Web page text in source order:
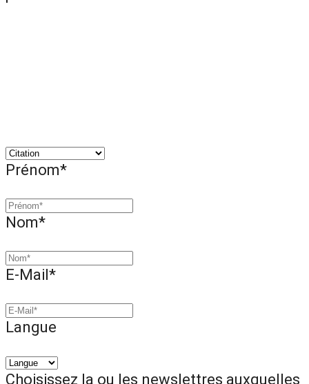
Prénom*
Nom*
E-Mail*
Langue
Choisissez la ou les newslettres auxquelles